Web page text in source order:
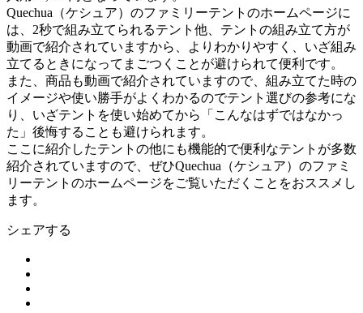
Quechua（ケシュア）のファミリーテントのホームページに
は、2秒で組み立てられるテント他、テントの組み立て方が
動画で紹介されていますから、よりわかりやすく、いざ組み
立てるときになってまごつくことが避けられて便利です。
また、商品も動画で紹介されていますので、組み立てた時の
イメージや使い勝手がよくわかるのでテント選びの参考にな
り、いざテントを使い始めてから「こんなはずではなかっ
た」後悔することも避けられます。
ここに紹介したテントの他にも機能的で便利なテントが多数
紹介されていますので、ぜひQuechua（ケシュア）のファミ
リーテントのホームページをご覧いただくことをおススメし
ます。
シェアする